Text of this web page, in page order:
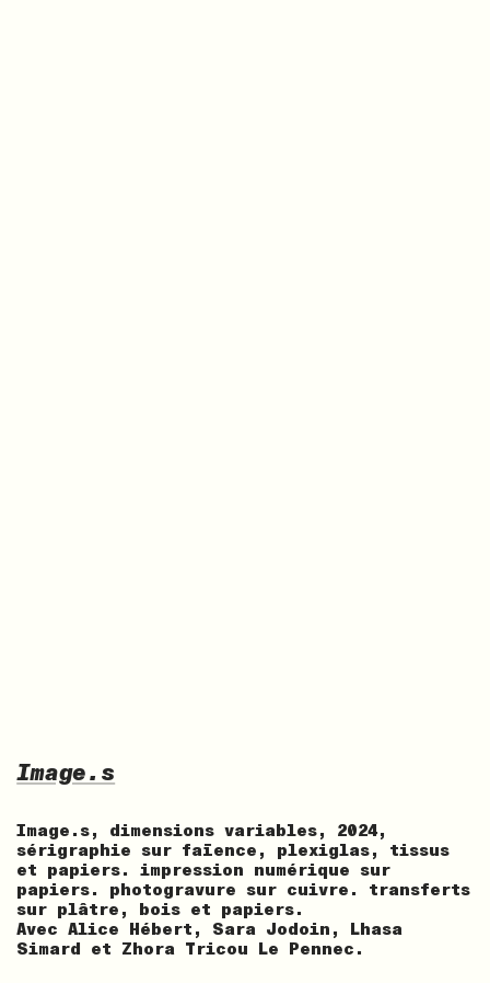
Image.s
Image.s, dimensions variables, 2024,
sérigraphie sur faïence, plexiglas, tissus
et papiers. impression numérique sur
papiers. photogravure sur cuivre. transferts
sur plâtre, bois et papiers.
Avec Alice Hébert, Sara Jodoin, Lhasa
Simard et Zhora Tricou Le Pennec.